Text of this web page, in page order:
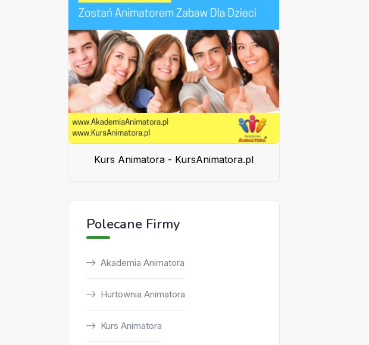
Kurs Animatora - KursAnimatora.pl
Polecane Firmy
Akademia Animatora
Hurtownia Animatora
Kurs Animatora